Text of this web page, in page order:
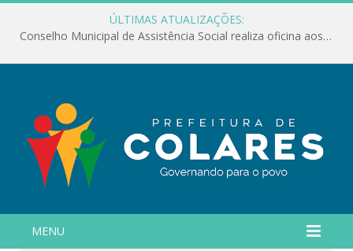
ÚLTIMAS ATUALIZAÇÕES:
Conselho Municipal de Assistência Social realiza oficina aos servidores
MENU